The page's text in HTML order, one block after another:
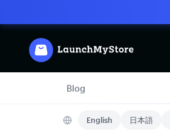
Blog
English 日本語